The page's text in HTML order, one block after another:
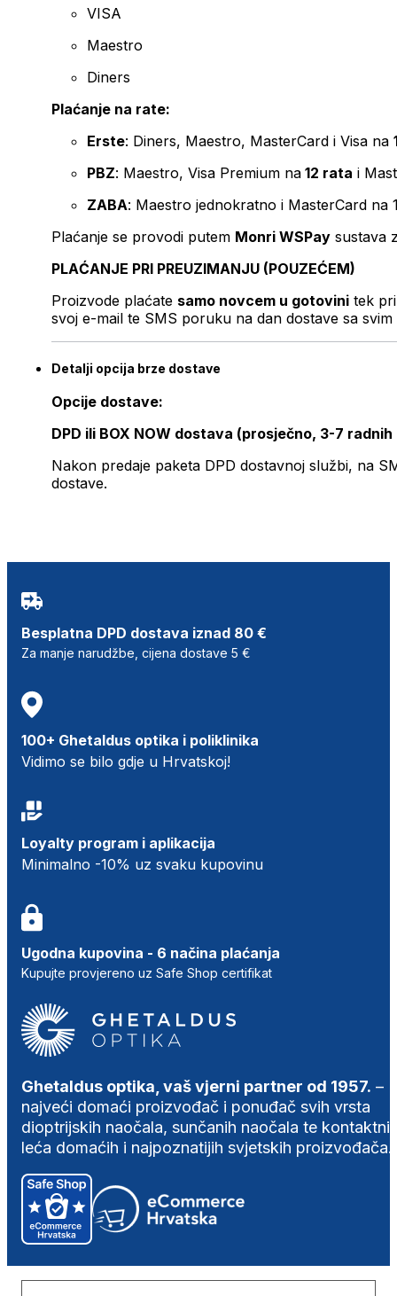
VISA
Maestro
Diners
Plaćanje na rate:
Erste: Diners, Maestro, MasterCard i Visa na
PBZ: Maestro, Visa Premium na 12 rata i
ZABA: Maestro jednokratno i MasterCard na
Plaćanje se provodi putem Monri WSPay sustava
PLAĆANJE PRI PREUZIMANJU (POUZEĆEM)
Proizvode plaćate samo novcem u gotovini tek
svoj e-mail te SMS poruku na dan dostave sa svim
Detalji opcija brze dostave
Opcije dostave:
DPD ili BOX NOW dostava (prosječno, 3-7 radnih
Nakon predaje paketa DPD dostavnoj službi, na
dostave.
Besplatna DPD dostava iznad 80 €
Za manje narudžbe, cijena dostave 5 €
100+ Ghetaldus optika i poliklinika
Vidimo se bilo gdje u Hrvatskoj!
Loyalty program i aplikacija
Minimalno -10% uz svaku kupovinu
Ugodna kupovina - 6 načina plaćanja
Kupujte provjereno uz Safe Shop certifikat
Ghetaldus optika, vaš vjerni partner od 1957. –
najveći domaći proizvođač i ponuđač svih vrsta
dioptrijskih naočala, sunčanih naočala te
leća domaćih i najpoznatijih svjetskih proizvođača.